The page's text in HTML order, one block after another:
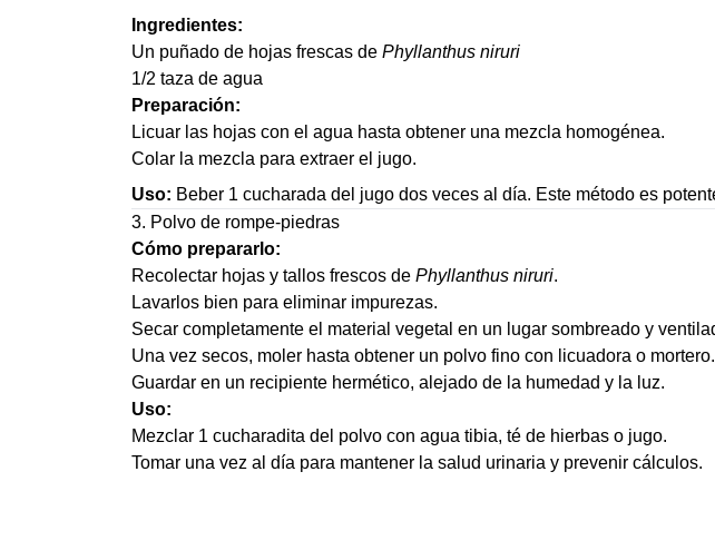
Ingredientes:
Un puñado de hojas frescas de Phyllanthus niruri
1/2 taza de agua
Preparación:
Licuar las hojas con el agua hasta obtener una mezcla homogénea.
Colar la mezcla para extraer el jugo.
Uso: Beber 1 cucharada del jugo dos veces al día. Este método es
3. Polvo de rompe-piedras
Cómo prepararlo:
Recolectar hojas y tallos frescos de Phyllanthus niruri.
Lavarlos bien para eliminar impurezas.
Secar completamente el material vegetal en un lugar sombreado y
Una vez secos, moler hasta obtener un polvo fino con licuadora o mortero.
Guardar en un recipiente hermético, alejado de la humedad y la luz.
Uso:
Mezclar 1 cucharadita del polvo con agua tibia, té de hierbas o jugo.
Tomar una vez al día para mantener la salud urinaria y prevenir cálculos.